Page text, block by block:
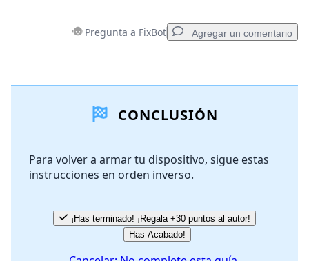
Pregunta a FixBot Agregar un comentario
Agregar Comentario
Cancelar
CONCLUSIÓN
Para volver a armar tu dispositivo, sigue estas
instrucciones en orden inverso.
¡Has terminado! ¡Regala +30 puntos al autor!
Has Acabado!